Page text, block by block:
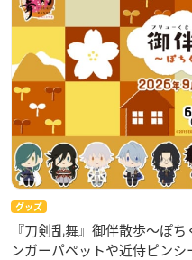
グッズ
『刀剣乱舞』御伴散歩～ぽ
ンガーパペットや近侍ピンシ